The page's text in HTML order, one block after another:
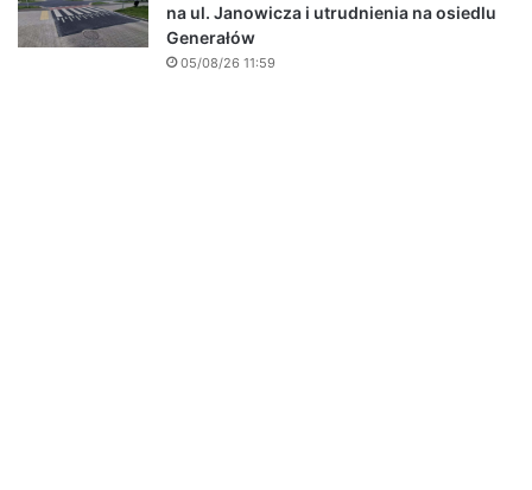
na ul. Janowicza i utrudnienia na osiedlu
Generałów
05/08/26 11:59